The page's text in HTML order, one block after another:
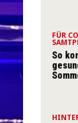
FÜR
So